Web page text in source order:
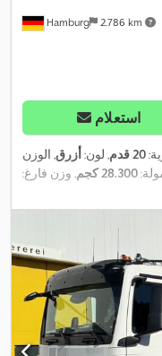
Hamburg 2.786 km
استعلام
20 قدم , لون:أزرق, الوزن
28.300 كجم
, وزن فارغ:
مساحة التحميل:2.390 مم